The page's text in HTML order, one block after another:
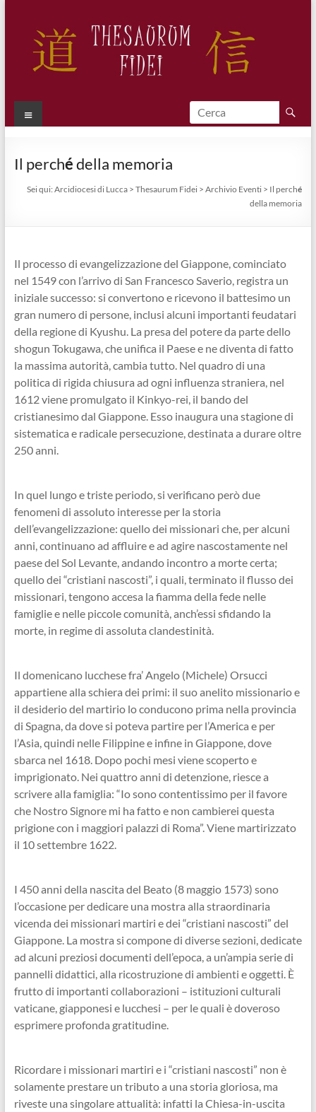
contenuto
Thesaurum
Menu
Il perchédella memoria
Sei qui: Arcidiocesi di Lucca >Thesaurum Fidei >Archivio Eventi > Il perché
della memoria
Il processo di evangelizzazione del Giappone, cominciato
nel 1549 con l’arrivo di San Francesco Saverio, registra un
iniziale successo: si convertono e ricevono il battesimo un
gran numero di persone, inclusi alcuni importanti feudatari
della regione di Kyushu. La presa del potere da parte dello
shogun Tokugawa, che unifica il Paese e ne diventa di fatto
la massima autorità, cambia tutto. Nel quadro di una
politica di rigida chiusura ad ogni influenza straniera, nel
1612 viene promulgato il Kinkyo-rei, il bando del
cristianesimo dal Giappone. Esso inaugura una stagione di
sistematica e radicale persecuzione, destinata a durare oltre
250 anni.
In quel lungo e triste periodo, si verificano però due
fenomeni di assoluto interesse per la storia
dell’evangelizzazione: quello dei missionari che, per alcuni
anni, continuano ad affluire e ad agire nascostamente nel
paese del Sol Levante, andando incontro a morte certa;
quello dei “cristiani nascosti”, i quali, terminato il flusso dei
missionari, tengono accesa la fiamma della fede nelle
famiglie e nelle piccole comunità, anch’essi sfidando la
morte, in regime di assoluta clandestinità.
Il domenicano lucchese fra’ Angelo (Michele) Orsucci
appartiene alla schiera dei primi: il suo anelito missionario e
il desiderio del martirio lo conducono prima nella provincia
di Spagna, da dove si poteva partire per l’America e per
l’Asia, quindi nelle Filippine e infine in Giappone, dove
sbarca nel 1618. Dopo pochi mesi viene scoperto e
imprigionato. Nei quattro anni di detenzione, riesce a
scrivere alla famiglia: “Io sono contentissimo per il favore
che Nostro Signore mi ha fatto e non cambierei questa
prigione con i maggiori palazzi di Roma”. Viene martirizzato
il 10 settembre 1622.
I 450 anni della nascita del Beato (8 maggio 1573) sono
l’occasione per dedicare una mostra alla straordinaria
vicenda dei missionari martiri e dei “cristiani nascosti” del
Giappone. La mostra si compone di diverse sezioni, dedicate
ad alcuni preziosi documenti dell’epoca, a un’ampia serie di
pannelli didattici, alla ricostruzione di ambienti e oggetti. È
frutto di importanti collaborazioni – istituzioni culturali
vaticane, giapponesi e lucchesi – per le quali è doveroso
esprimere profonda gratitudine.
Ricordare i missionari martiri e i “cristiani nascosti” non è
solamente prestare un tributo a una storia gloriosa, ma
riveste una singolare attualità: infatti la Chiesa-in-uscita